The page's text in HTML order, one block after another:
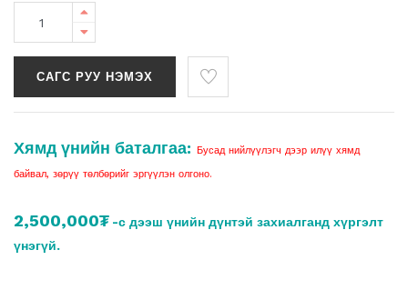
САГС РУУ НЭМЭХ
Хямд үнийн баталгаа:
Бусад нийлүүлэгч дээр илүү хямд
байвал, зөрүү төлбөрийг эргүүлэн олгоно.
2,500,000₮ -с дээш үнийн дүнтэй захиалганд хүргэлт
үнэгүй.